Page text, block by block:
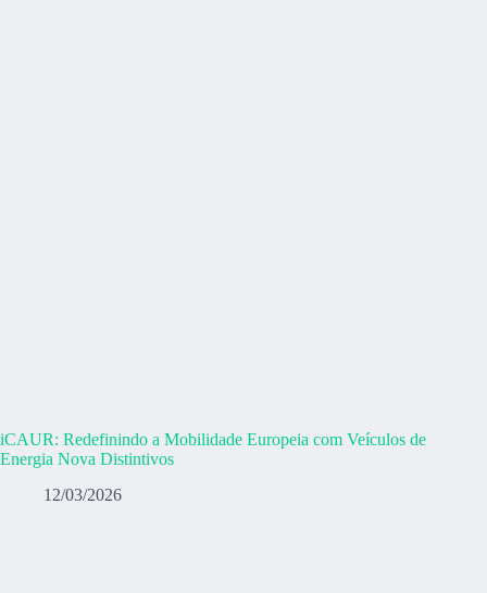
iCAUR: Redefinindo a Mobilidade Europeia com Veículos de
Energia Nova Distintivos
12/03/2026